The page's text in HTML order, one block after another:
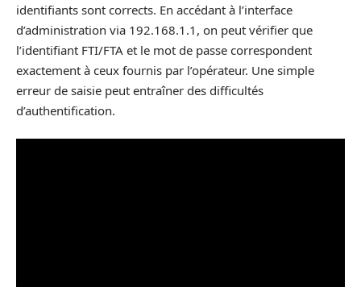
identifiants sont corrects. En accédant à l’interface
d’administration via 192.168.1.1, on peut vérifier que
l’identifiant FTI/FTA et le mot de passe correspondent
exactement à ceux fournis par l’opérateur. Une simple
erreur de saisie peut entraîner des difficultés
d’authentification.